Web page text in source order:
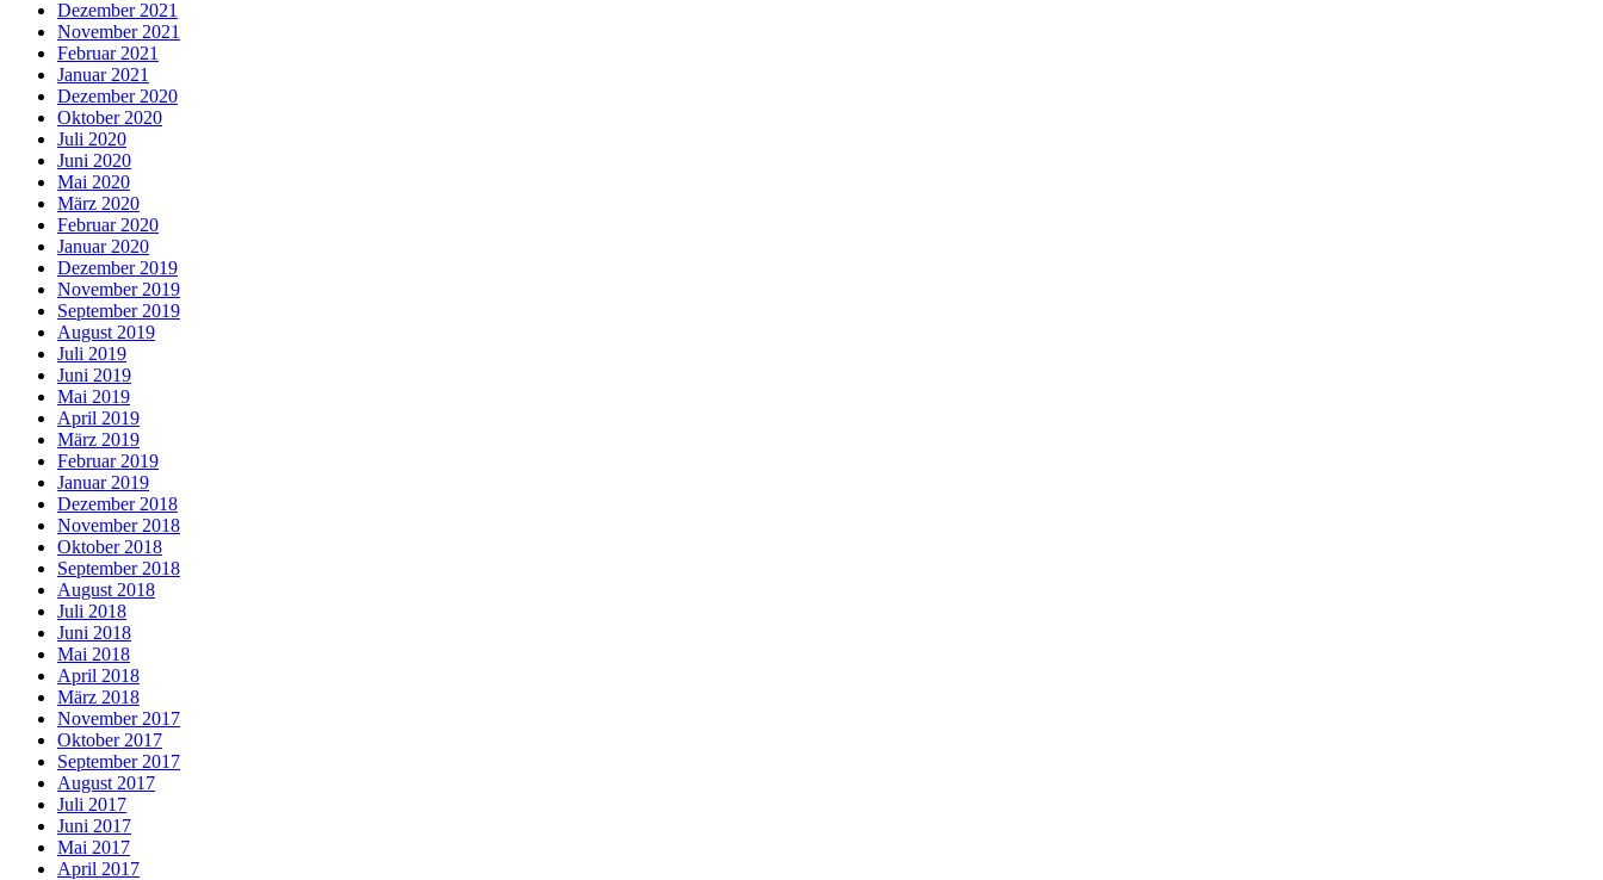
Dezember 2021
November 2021
Februar 2021
Januar 2021
Dezember 2020
Oktober 2020
Juli 2020
Juni 2020
Mai 2020
März 2020
Februar 2020
Januar 2020
Dezember 2019
November 2019
September 2019
August 2019
Juli 2019
Juni 2019
Mai 2019
April 2019
März 2019
Februar 2019
Januar 2019
Dezember 2018
November 2018
Oktober 2018
September 2018
August 2018
Juli 2018
Juni 2018
Mai 2018
April 2018
März 2018
November 2017
Oktober 2017
September 2017
August 2017
Juli 2017
Juni 2017
Mai 2017
April 2017